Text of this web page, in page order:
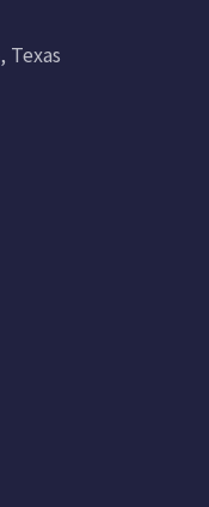
Texas